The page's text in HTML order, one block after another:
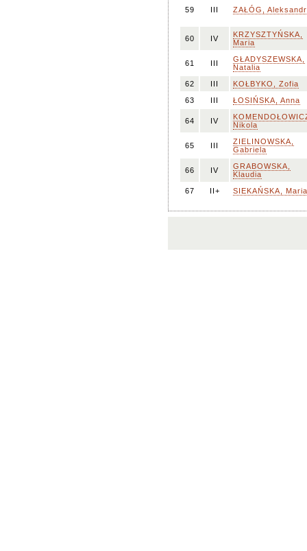
59 III ZAŁÓG,
60 IV
KRZYSZTYŃSKA,
Maria
61 III
GŁADYSZEWSKA,
Natalia
62
III
KOŁBYKO, Zofia
63
III ŁOSIŃSKA, Anna
64 IV
Nikola
65 III
ZIELINOWSKA,
Gabriela
66 IV
GRABOWSKA,
Klaudia
67
II+ SIEKAŃSKA, Maria